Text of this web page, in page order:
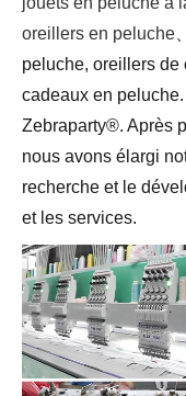
oreillers en peluche
peluche, oreillers de
cadeaux en
Zebraparty®. Après
nous avons élargi
recherche et le
et les services.